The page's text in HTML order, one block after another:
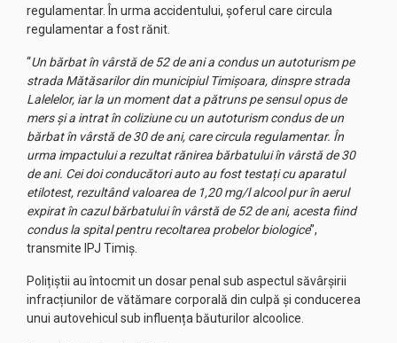
regulamentar. În urma accidentului, șoferul care circula
regulamentar a fost rănit.
“Un bărbat în vârstă de 52 de ani a condus un autoturism pe
strada Mătăsarilor din municipiul Timișoara, dinspre strada
Lalelelor, iar la un moment dat a pătruns pe sensul opus de
mers și a intrat în coliziune cu un autoturism condus de un
bărbat în vârstă de 30 de ani, care circula regulamentar. În
urma impactului a rezultat rănirea bărbatului în vârstă de 30
de ani. Cei doi conducători auto au fost testați cu aparatul
etilotest, rezultând valoarea de 1,20 mg/l alcool pur în aerul
expirat în cazul bărbatului în vârstă de 52 de ani, acesta fiind
condus la spital pentru recoltarea probelor biologice”,
transmite IPJ Timiș.
Polițiștii au întocmit un dosar penal sub aspectul săvârșirii
infracțiunilor de vătămare corporală din culpă și conducerea
unui autovehicul sub influența băuturilor alcoolice.